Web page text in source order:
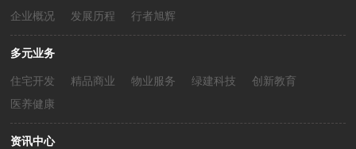
企业概况
发展历程 行者旭辉
多元业务
住宅开发
精品商业 物业服务 绿建科技
创新教育
医养健康
资讯中心